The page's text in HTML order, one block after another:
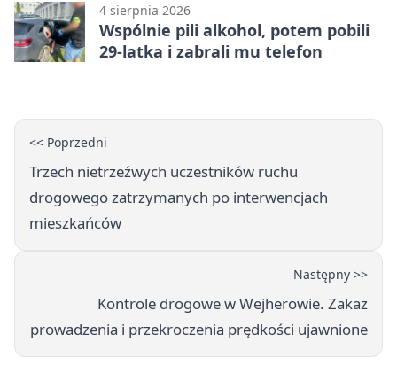
4 sierpnia 2026
Wspólnie pili alkohol, potem pobili
29-latka i zabrali mu telefon
<< Poprzedni
Trzech nietrzeźwych uczestników ruchu
drogowego zatrzymanych po interwencjach
mieszkańców
Następny >>
Kontrole drogowe w Wejherowie. Zakaz
prowadzenia i przekroczenia prędkości ujawnione